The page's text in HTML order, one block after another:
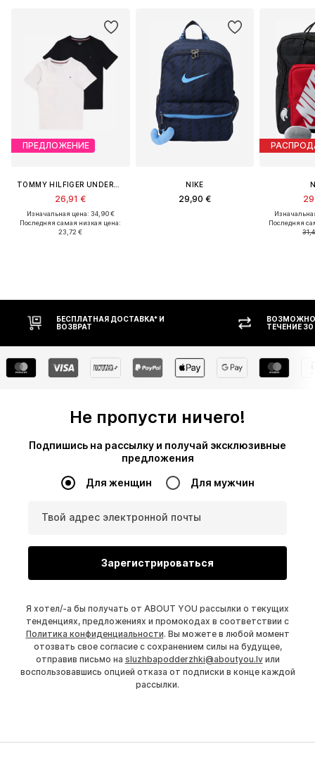
ПРЕДЛОЖЕНИЕ
26,91 €
Изначальная цена: 34,90 €
Последняя самая низкая цена:
23,72 €
NIKE
29,90 €
Последняя
БЕСПЛАТНАЯ ДОСТАВКА* И
ВОЗВРАТ
ВОЗМОЖНОСТЬ
ТЕЧЕНИЕ 30 ДНЕЙ
Не пропусти ничего!
Подпишись на рассылку и получай эксклюзивные
предложения
Для женщин Для мужчин
Твой адрес электронной почты
Зарегистрироваться
Я хотел/-а бы получать от ABOUT YOU рассылки о текущих
тенденциях, предложениях и промокодах в соответствии с
Политика конфиденциальности. Вы можете в любой момент
отозвать свое согласие с сохранением силы на будущее,
отправив письмо на sluzhbapodderzhki@aboutyou.lvили
воспользовавшись опцией отказа от подписки в конце каждой
рассылки.